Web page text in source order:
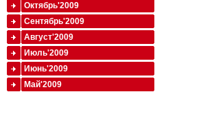
Октябрь'2009
Сентябрь'2009
Август'2009
Июль'2009
Июнь'2009
Май'2009